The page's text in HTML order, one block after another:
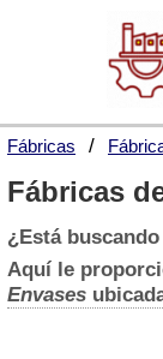
Fábricas
Fábricas
¿Está buscando
Aquí le
Envases